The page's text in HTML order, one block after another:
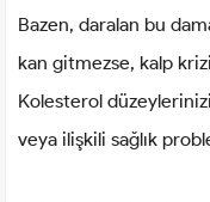
Bazen, daralan bu
kan gitmezse, kalp
Kolesterol
veya ilişkili sağlık